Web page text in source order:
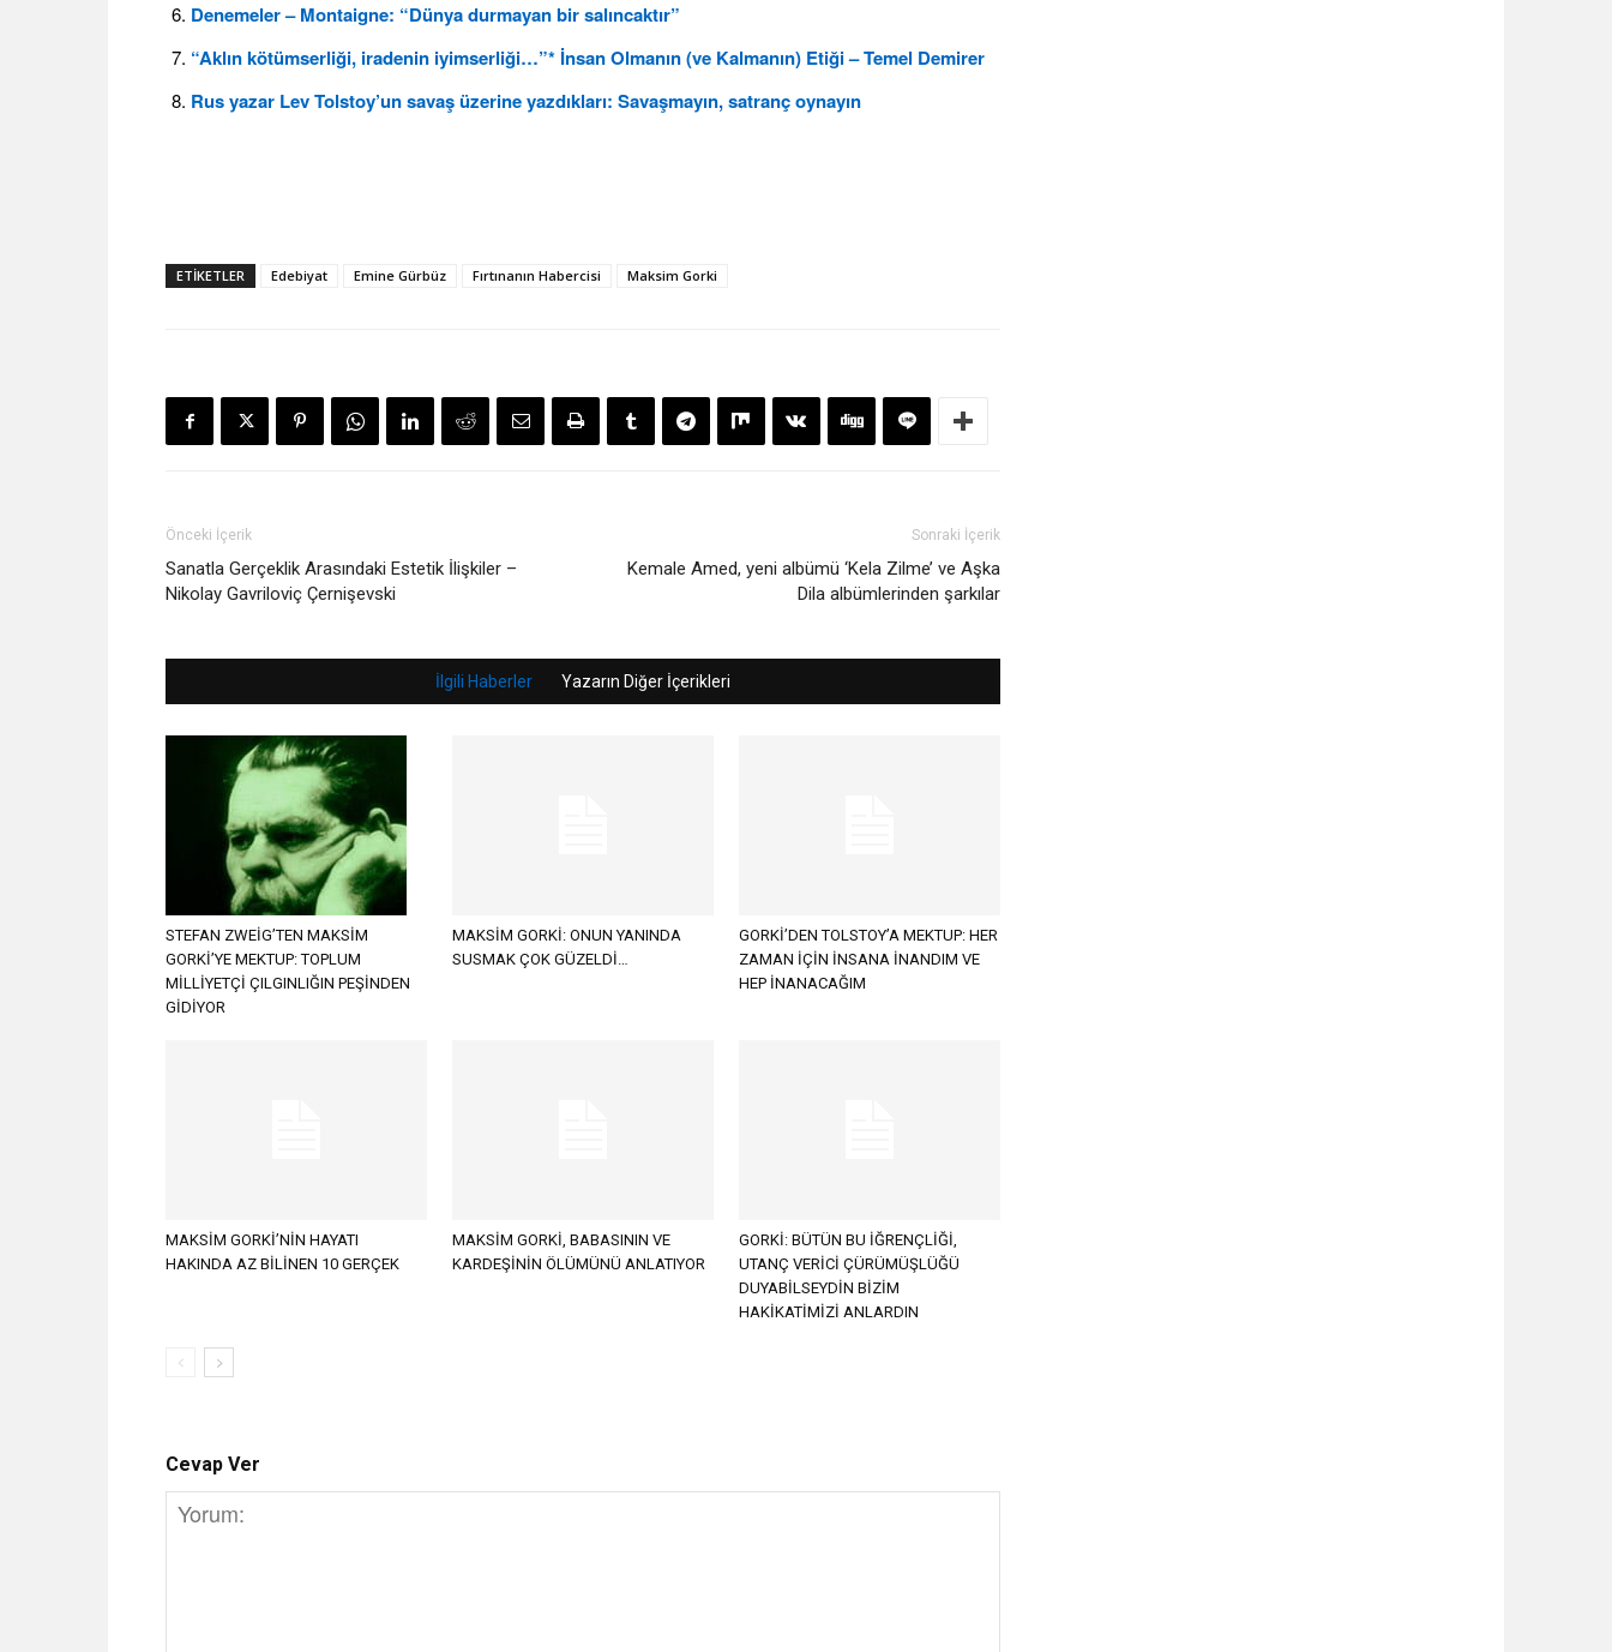
Denemeler – Montaigne: “Dünya durmayan bir salıncaktır”
“Aklın kötümserliği, iradenin iyimserliği…”* İnsan Olmanın (ve Kalmanın) Etiği – Temel Demirer
Rus yazar Lev Tolstoy’un savaş üzerine yazdıkları: Savaşmayın, satranç oynayın
ETIKETLER Edebiyat Emine Gürbüz Fırtınanın Habercisi Maksim Gorki
Önceki İçerik
Sanatla Gerçeklik Arasındaki Estetik İlişkiler –
Nikolay Gavriloviç Çernişevski
Sonraki İçerik
Kemale Amed, yeni albümü ‘Kela Zilme’ ve Aşka
Dila albümlerinden şarkılar
İlgili Haberler Yazarın Diğer İçerikleri
STEFAN ZWEİG’TEN MAKSİM
GORKİ’YE MEKTUP: TOPLUM
MİLLİYETÇİ ÇILGINLIĞIN PEŞİNDEN
GİDİYOR
MAKSİM GORKİ: ONUN YANINDA
SUSMAK ÇOK GÜZELDİ…
GORKİ’DEN TOLSTOY’A MEKTUP: HER
ZAMAN İÇİN İNSANA İNANDIM VE
HEP İNANACAĞIM
MAKSİM GORKİ’NİN HAYATI
HAKINDA AZ BİLİNEN 10 GERÇEK
MAKSİM GORKİ, BABASININ VE
KARDEŞİNİN ÖLÜMÜNÜ ANLATIYOR
GORKİ: BÜTÜN BU İĞRENÇLİĞİ,
UTANÇ VERİCİ ÇÜRÜMÜŞLÜĞÜ
DUYABİLSEYDİN BİZİM
HAKİKATİMİZİ ANLARDIN
Cevap Ver